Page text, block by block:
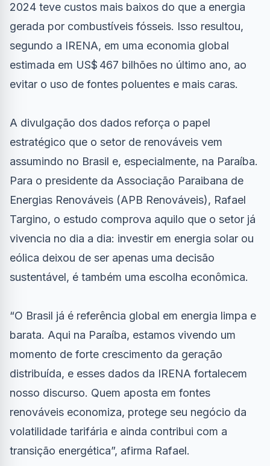
2024 teve custos mais baixos do que a energia
gerada por combustíveis fósseis. Isso resultou,
segundo a IRENA, em uma economia global
estimada em US$ 467 bilhões no último ano, ao
evitar o uso de fontes poluentes e mais caras.
A divulgação dos dados reforça o papel
estratégico que o setor de renováveis vem
assumindo no Brasil e, especialmente, na Paraíba.
Para o presidente da Associação Paraibana de
Energias Renováveis (APB Renováveis), Rafael
Targino, o estudo comprova aquilo que o setor já
vivencia no dia a dia: investir em energia solar ou
eólica deixou de ser apenas uma decisão
sustentável, é também uma escolha econômica.
“O Brasil já é referência global em energia limpa e
barata. Aqui na Paraíba, estamos vivendo um
momento de forte crescimento da geração
distribuída, e esses dados da IRENA fortalecem
nosso discurso. Quem aposta em fontes
renováveis economiza, protege seu negócio da
volatilidade tarifária e ainda contribui com a
transição energética”, afirma Rafael.